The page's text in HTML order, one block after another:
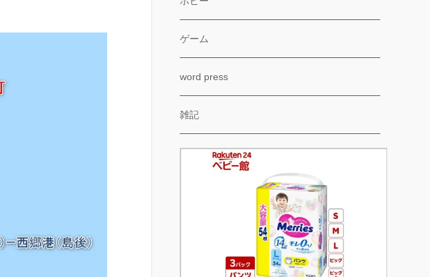
ゲーム
word press
雑記